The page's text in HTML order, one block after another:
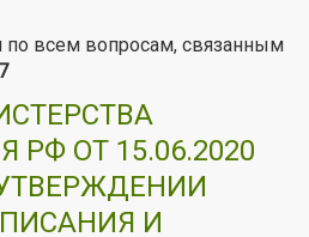
по всем вопросам, связанным
ОТ 15.06.2020
И